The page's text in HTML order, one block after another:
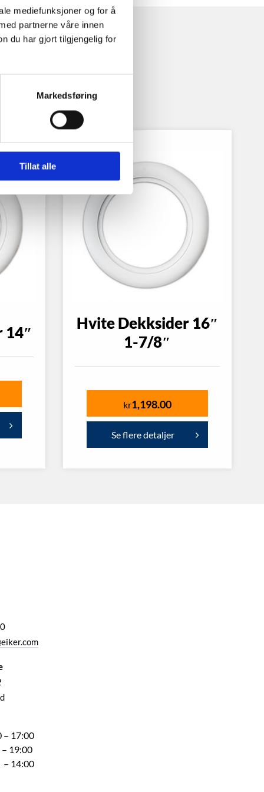
mediefunksjoner og for å
partnerne våre innen
du har gjort tilgjengelig for
Markedsføring
Tillat alle
14″
Hvite Dekksider 16″
1-7/8″
kr1,198.00
Se flere detaljer
– 17:00
– 19:00
14:00